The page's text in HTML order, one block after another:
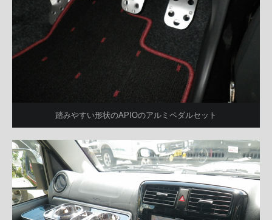
踏みやすい形状のAPIOのアルミペダルセット